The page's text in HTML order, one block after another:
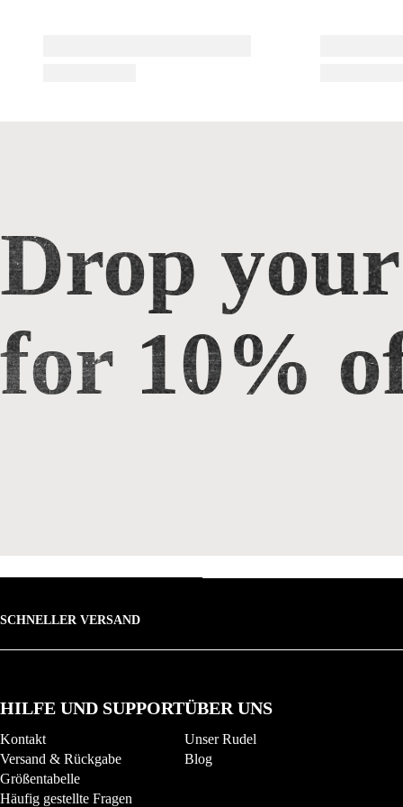
Drop
for 10%
SCHNELLER VERSAND
HILFE UND SUPPORT
Kontakt
Versand & Rückgabe
Größentabelle
Häufig gestellte Fragen
ÜBER UNS
Unser Rudel
Blog